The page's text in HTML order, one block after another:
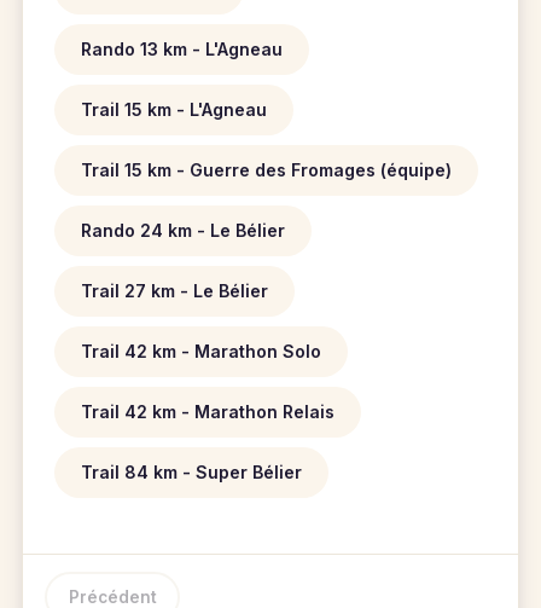
Rando 13 km - L'Agneau
Trail 15 km - L'Agneau
Trail 15 km - Guerre des Fromages (équipe)
Rando 24 km - Le Bélier
Trail 27 km - Le Bélier
Trail 42 km - Marathon Solo
Trail 42 km - Marathon Relais
Trail 84 km - Super Bélier
Précédent